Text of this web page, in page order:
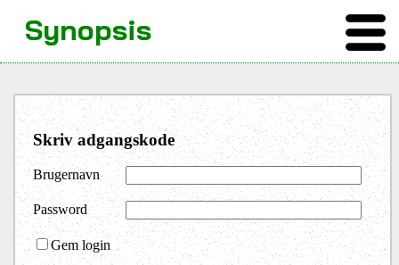
Skriv adgangskode
Brugernavn
Password
Gem login
Synopsis